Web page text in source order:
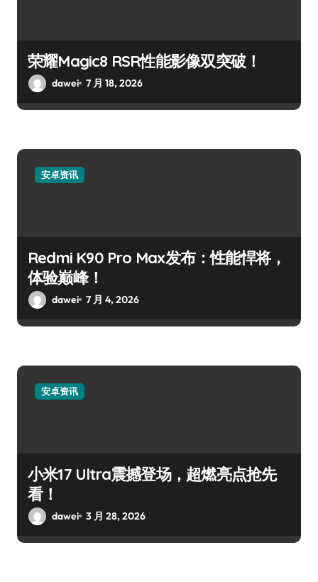
荣耀Magic8 RSR性能影像双突破！
dawei 7 月 18, 2026
安卓资讯
Redmi K90 Pro Max发布：性能悍将，
体验巅峰！
dawei 7 月 4, 2026
安卓资讯
小米17 Ultra震撼登场，超燃亮点抢先
看！
dawei 3 月 28, 2026